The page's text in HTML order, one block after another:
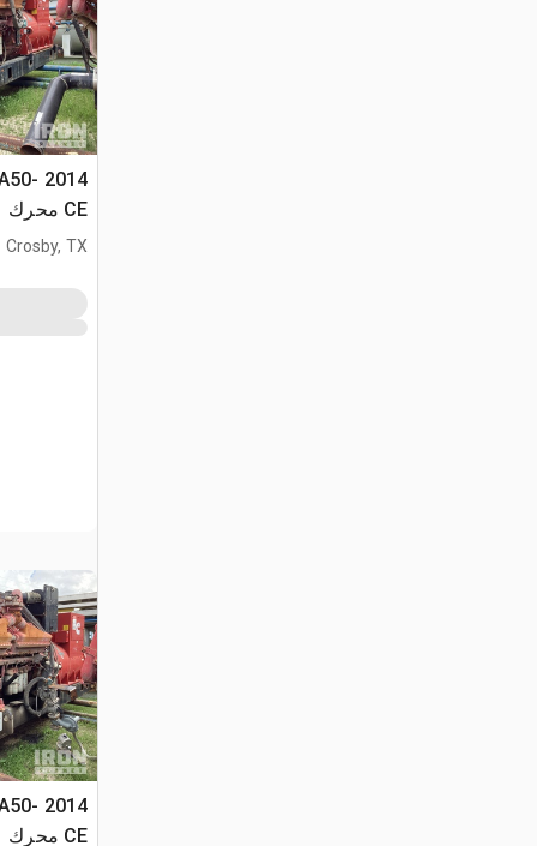
CE محرك
Crosby, TX
CE محرك